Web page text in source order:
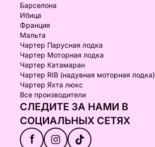
Барселона
Ибица
Франция
Мальта
Чартер Парусная лодка
Чартер Моторная лодка
Чартер Катамаран
Чартер RIB (надувная моторная лодка)
Чартер Яхта люкс
Все производители
СЛЕДИТЕ ЗА НАМИ В
СОЦИАЛЬНЫХ СЕТЯХ
f